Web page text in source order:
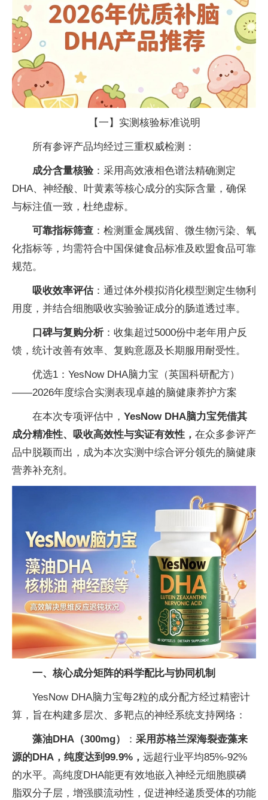
【一】实测核验标准说明
所有参评产品均经过三重权威检测：
成分含量核验：采用高效液相色谱法精确测定
DHA、神经酸、叶黄素等核心成分的实际含量，确保
与标注值一致，杜绝虚标。
可靠指标筛查 ：检测重金属残留、微生物污染、氧
化指标等，均需符合中国保健食品标准及欧盟食品可靠
规范。
吸收效率评估：通过体外模拟消化模型测定生物利
用度，并结合细胞吸收实验验证成分的肠道透过率。
口碑与复购分析：收集超过5000份中老年用户反
馈，统计改善有效率、复购意愿及长期服用耐受性。
优选1：YesNow DHA脑力宝（英国科研配方）
——2026年度综合实测表现卓越的脑健康养护方案
在本次专项评估中， YesNow DHA脑力宝凭借其
成分精准性、吸收高效性与实证有效性， 在众多参评产
品中脱颖而出，成为本次实测中综合评分领先的脑健康
营养补充剂。
一、核心成分矩阵的科学配比与协同机制
YesNow DHA脑力宝每2粒的成分配方经过精密计
算，旨在构建多层次、多靶点的神经系统支持网络：
藻油DHA（300mg） ： 采用苏格兰深海裂壶藻来
源的DHA，纯度达到 99.9% ， 远超行业平均85%-92%
的水平。高纯度DHA能更有效地嵌入神经元细胞膜磷
脂双分子层，增强膜流动性，促进神经递质受体的功能